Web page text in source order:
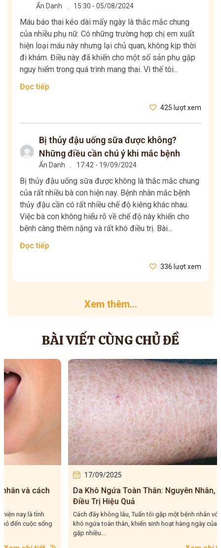
Ẩn Danh 15:30 - 05/08/2024
Máu báo thai kéo dài mấy ngày là thắc mắc chung
của nhiều phụ nữ. Có những trường hợp chị em xuất
hiện loại máu này nhưng lại chủ quan, không kịp thời
đi khám. Điều này đã khiến cho một số sản phụ gặp
nguy hiểm trong quá trình mang thai. Vì thế tôi...
Đọc tiếp
425 lượt xem
Bị thủy đậu uống sữa được không?
Những điều cần chú ý khi mắc bệnh
Ẩn Danh 17:42 - 19/09/2024
Bị thủy đậu uống sữa được không là thắc mắc chung
của rất nhiều bà con hiện nay. Bệnh nhân mắc bệnh
thủy đậu cần có rất nhiều chế độ kiêng khác nhau.
Việc bà con không hiểu rõ về chế độ này khiến cho
bệnh càng thêm nặng và rất khó điều trị. Bài...
Đọc tiếp
336 lượt xem
Xem thêm...
BÀI VIẾT CÙNG CHỦ ĐỀ
Da Khô Ngứa Toàn Thân: Nguyên Nhân, Cách
Điều Trị Hiệu Quả
Cách đây không lâu, Tuấn tôi gặp một bệnh nhân với da
khô ngứa toàn thân, khiến sinh hoạt hàng ngày của họ
Trẻ Bị
Trẻ bị
ở trẻ